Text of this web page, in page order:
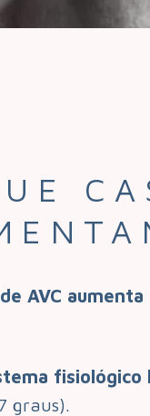
AVC
graus).